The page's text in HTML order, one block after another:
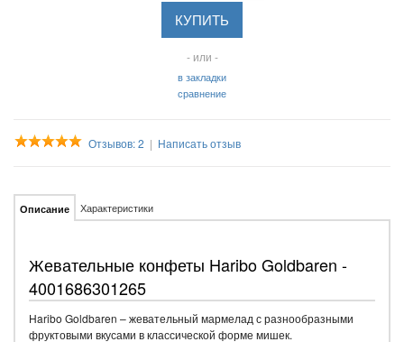
- или -
в закладки
сравнение
Отзывов: 2 | Написать отзыв
Описание Характеристики
Жевательные конфеты Haribo Goldbaren -
4001686301265
Haribo Goldbaren – жевательный мармелад с разнообразными
фруктовыми вкусами в классической форме мишек.